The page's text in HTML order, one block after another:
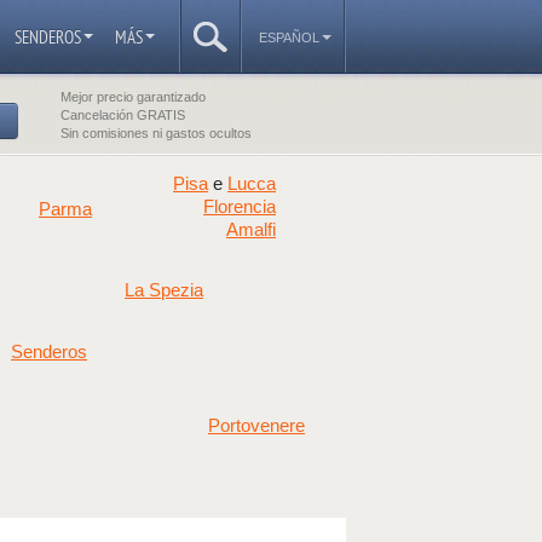
ESPAÑOL
SENDEROS MÁS
Mejor precio garantizado
Cancelación GRATIS
Sin comisiones ni gastos ocultos
Portovenere
La Spezia
Senderos
Parma
Pisa e Lucca
Florencia
Amalfi